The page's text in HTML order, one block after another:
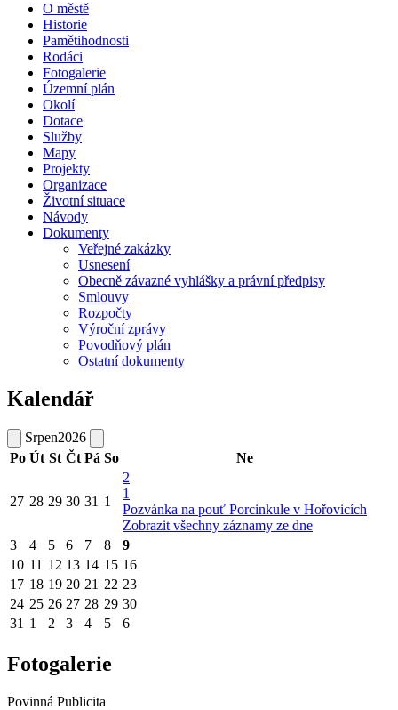
O městě
Historie
Pamětihodnosti
Rodáci
Fotogalerie
Územní plán
Okolí
Dotace
Služby
Mapy
Projekty
Organizace
Životní situace
Návody
Dokumenty
Veřejné zakázky
Usnesení
Obecně závazné vyhlášky a právní předpisy
Smlouvy
Rozpočty
Výroční zprávy
Povodňový plán
Ostatní dokumenty
Kalendář
Srpen2026
Po Út St Čt Pá So Ne
27 28 29 30 31 1
2
1
Pozvánka na pouť Porcinkule v Hořovicích
Zobrazit všechny záznamy ze dne
3
4 5 6 7 8
9
10 11 12 13 14 15 16
17 18 19 20 21 22 23
24 25 26 27 28 29 30
31 1 2 3 4 5 6
Fotogalerie
Povinná Publicita